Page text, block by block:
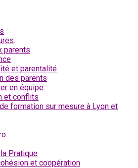
parents
et parentalité
des parents
en équipe
et conflits
formation sur mesure à Lyon et
Pratique
et coopération